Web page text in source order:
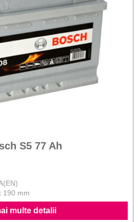
S5 77 Ah
190 mm
multe detalii